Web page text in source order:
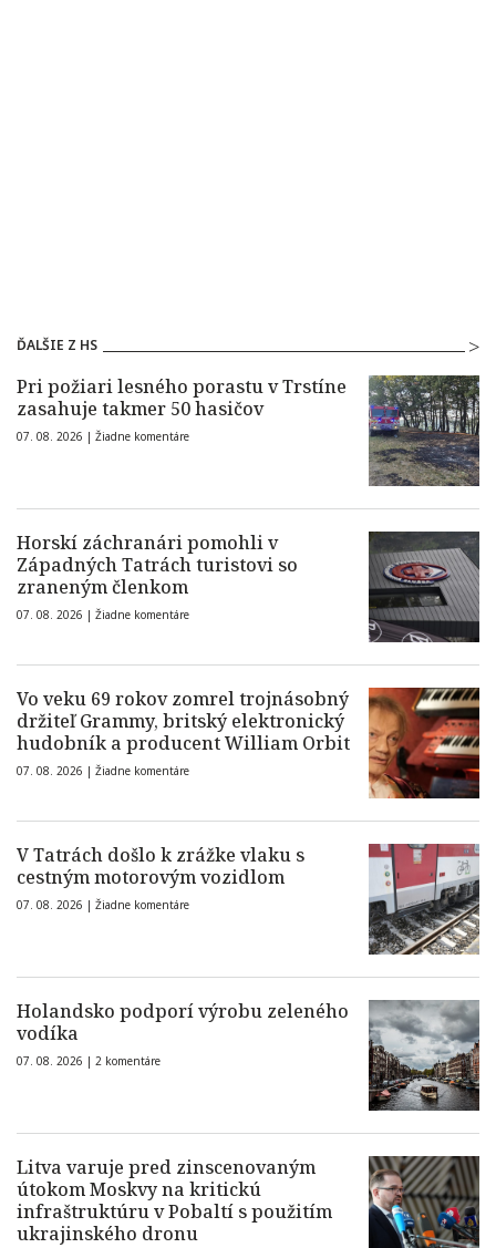
ĎALŠIE Z HS
Pri požiari lesného porastu v Trstíne
zasahuje takmer 50 hasičov
07. 08. 2026 | Žiadne komentáre
Horskí záchranári pomohli v
Západných Tatrách turistovi so
zraneným členkom
07. 08. 2026 | Žiadne komentáre
Vo veku 69 rokov zomrel trojnásobný
držiteľ Grammy, britský elektronický
hudobník a producent William Orbit
07. 08. 2026 | Žiadne komentáre
V Tatrách došlo k zrážke vlaku s
cestným motorovým vozidlom
07. 08. 2026 | Žiadne komentáre
Holandsko podporí výrobu zeleného
vodíka
07. 08. 2026 | 2 komentáre
Litva varuje pred zinscenovaným
útokom Moskvy na kritickú
infraštruktúru v Pobaltí s použitím
ukrajinského dronu